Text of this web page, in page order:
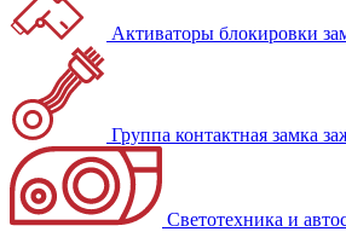
Активаторы блокировки
Группа контактная замка
Светотехника и